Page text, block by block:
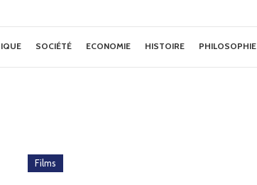
SOCIÉTÉ ECONOMIE HISTOIRE PHILOSOPHIE
Films